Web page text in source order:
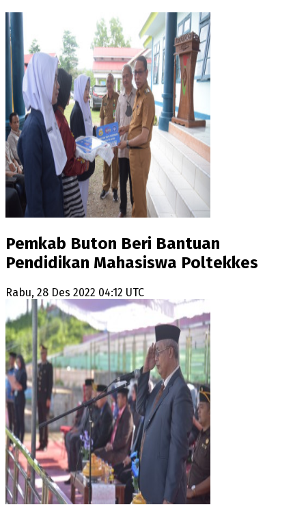
Pemkab Buton Beri Bantuan
Pendidikan Mahasiswa Poltekkes
Rabu, 28 Des 2022 04:12 UTC